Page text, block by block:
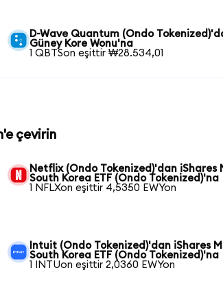
D-Wave Quantum (Ondo
Güney Kore Wonu'na
1 QBTSon eşittir ₩28.534,01
çevirin
Netflix (Ondo Tokenized)'dan iShares
South Korea ETF (Ondo Tokenized)'na
1 NFLXon eşittir 4,5350 EWYon
Intuit (Ondo Tokenized)'dan iShares
South Korea ETF (Ondo Tokenized)'na
1 INTUon eşittir 2,0360 EWYon